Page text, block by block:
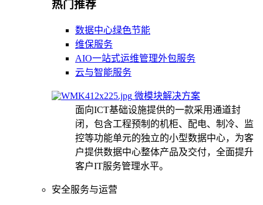
热门推荐
数据中心绿色节能
维保服务
AIO一站式运维管理外包服务
云与智能服务
微模块解决方案
面向ICT基础设施提供的一款采用通道封
闭，包含工程预制的机柜、配电、制冷、监
控等功能单元的独立的小型数据中心，为客
户提供数据中心整体产品及交付，全面提升
客户IT服务管理水平。
安全服务与运营